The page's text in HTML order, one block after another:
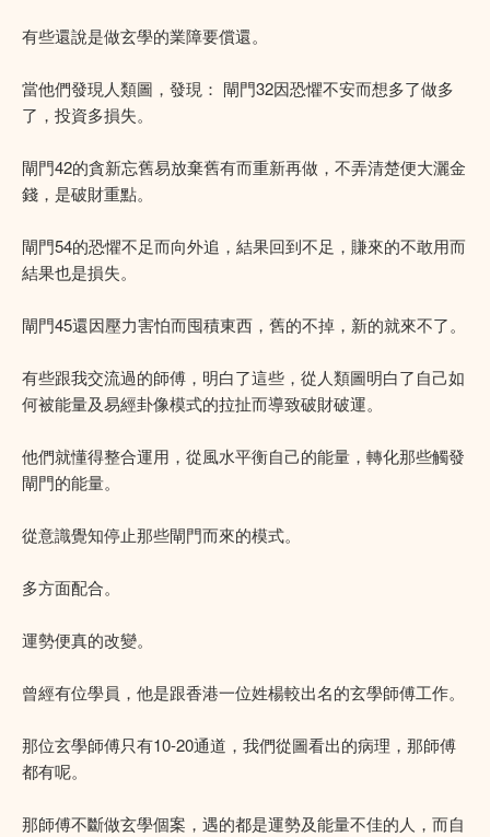
有些還說是做玄學的業障要償還。
當他們發現人類圖，發現： 閘門32因恐懼不安而想多了做多
了，投資多損失。
閘門42的貪新忘舊易放棄舊有而重新再做，不弄清楚便大灑金
錢，是破財重點。
閘門54的恐懼不足而向外追，結果回到不足，賺來的不敢用而
結果也是損失。
閘門45還因壓力害怕而囤積東西，舊的不掉，新的就來不了。
有些跟我交流過的師傅，明白了這些，從人類圖明白了自己如
何被能量及易經卦像模式的拉扯而導致破財破運。
他們就懂得整合運用，從風水平衡自己的能量，轉化那些觸發
閘門的能量。
從意識覺知停止那些閘門而來的模式。
多方面配合。
運勢便真的改變。
曾經有位學員，他是跟香港一位姓楊較出名的玄學師傅工作。
那位玄學師傅只有10-20通道，我們從圖看出的病理，那師傅
都有呢。
那師傅不斷做玄學個案，遇的都是運勢及能量不佳的人，而自